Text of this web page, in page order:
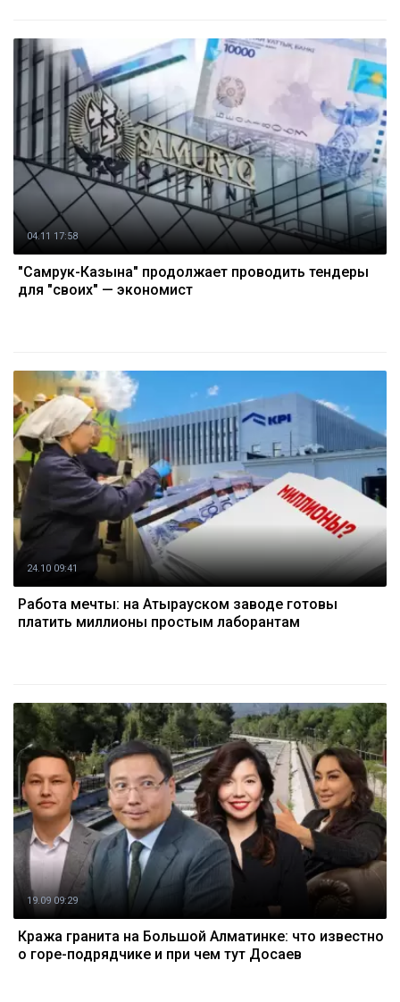
04.11 17:58
"Самрук-Казына" продолжает проводить тендеры
для "своих" — экономист
24.10 09:41
Работа мечты: на Атырауском заводе готовы
платить миллионы простым лаборантам
19.09 09:29
Кража гранита на Большой Алматинке: что известно
о горе-подрядчике и при чем тут Досаев